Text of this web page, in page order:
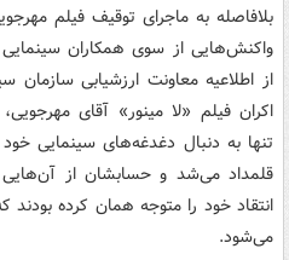
بلافاصله به ماجرای توقیف فیلم
واکنش‌هایی از سوی همکاران
از اطلاعیه معاونت ارزشیابی
اکران فیلم «لا مینور» آقای
تنها به دنبال دغدغه‌های سینمایی
قلمداد می‌شد و حسابشان از
انتقاد خود را متوجه همان کرده
می‌شود.